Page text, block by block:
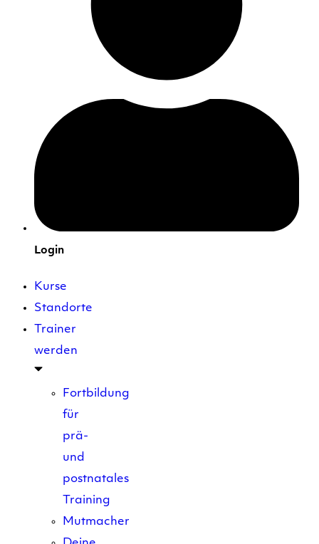
Login
Kurse
Standorte
Trainer
werden
Fortbildung
für
prä-
und
postnatales
Training
Mutmacher